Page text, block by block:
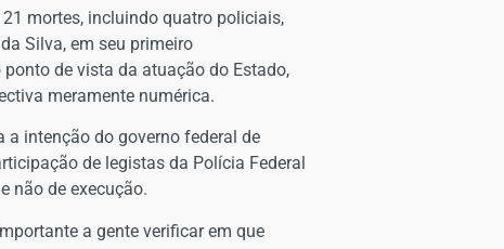
mortes, incluindo quatro policiais,
Silva, em seu primeiro
de vista da atuação do Estado,
meramente numérica.
intenção do governo federal de
de legistas da Polícia Federal
não de execução.
a gente verificar em que